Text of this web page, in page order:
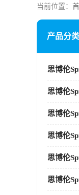
当前位置：
产品分类
思博伦
思博伦
思博伦
思博伦
思博伦
思博伦